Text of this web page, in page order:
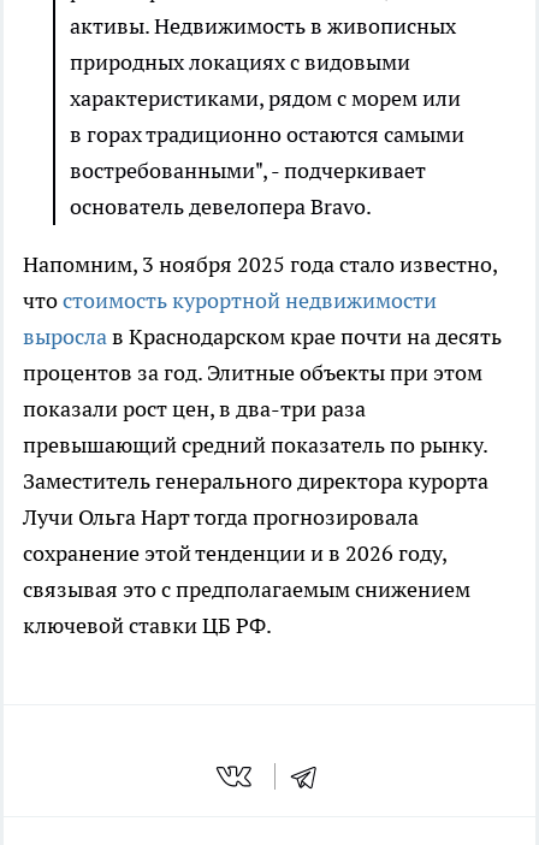
активы. Недвижимость в живописных
природных локациях с видовыми
характеристиками, рядом с морем или
в горах традиционно остаются самыми
востребованными", - подчеркивает
основатель девелопера Bravo.
Напомним, 3 ноября 2025 года стало известно,
чтостоимость курортной недвижимости
вырослав Краснодарском крае почти на десять
процентов за год. Элитные объекты при этом
показали рост цен, в два-три раза
превышающий средний показатель по рынку.
Заместитель генерального директора курорта
Лучи Ольга Нарт тогда прогнозировала
сохранение этой тенденции и в 2026 году,
связывая это с предполагаемым снижением
ключевой ставки ЦБ РФ.